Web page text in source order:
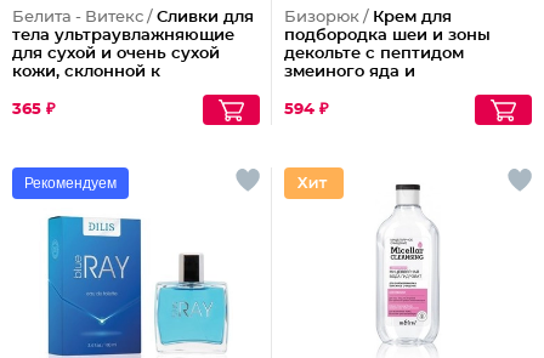
Белита - Витекс / Сливки для
тела ультраувлажняющие
для сухой и очень сухой
кожи, склонной к
Panthenol Urea
365 ₽
Бизорюк / Крем для
подбородка шеи и зоны
декольте с пептидом
змеиного яда и
594 ₽
Рекомендуем